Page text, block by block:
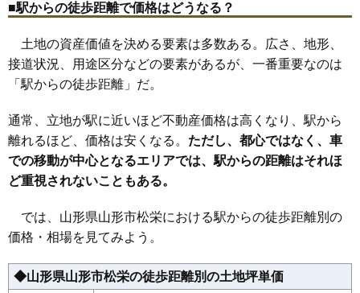
32 南原町 28万円 1,735万円 19.1%
33 小荷駄町 28万円 1,814万円 19.6%
34 前田町 27万円 1,933万円 20.6%
35 宮町
36 南栄町 26万円 1,983万円 24.8%
37 篭田 26万円 1,971万円 23.4%
38 松波 26万円 2,401万円 28.3%
39 鉄砲町 26万円
41 花楯
43 小白川町 25万円 1,677万円
■駅からの徒歩距離で価格はどうなる？
土地の資産価値を決める要素は多数ある。広さ、地形、
接道状況、用途区分などの要素があるが、一番重要なのは
「駅からの徒歩距離」だ。
通常、立地が駅に近いほど不動産価格は高くなり、駅から
離れるほど、価格は安くなる。 ただし、都心ではなく、車
での移動が中心となるエリアでは、駅からの距離はそれほ
ど重視されないこともある。
では、山形県山形市松栄における駅からの徒歩距離別の
価格・相場を見てみよう。
◆山形県山形市松栄の徒歩距離別の土地坪単価